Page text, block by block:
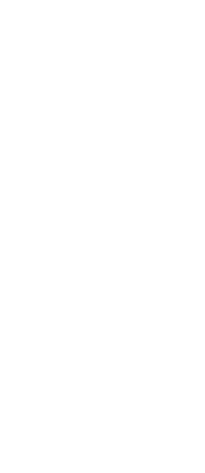
ערך
באקלים. עבור
הישראלי שקונה
היום שבו ימכור
פוטנציאליים,
כלל קל יותר למכור
אבק טוב יותר
יותר לתיקון ביחס
או גימורים
ולכן קל יחסית
שכל לבן זהה
ושכבות צבע, אבל
בדרך כלל בבחירה